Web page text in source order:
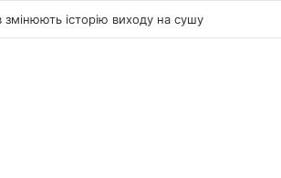
змінюють історію виходу на сушу